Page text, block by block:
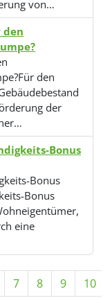
von…
den
den
der
Bonus
Bonus
Bonus
eine
7 8 9 10